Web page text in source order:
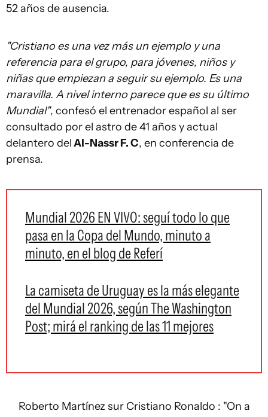
52 años de ausencia.
"Cristiano es una vez más un ejemplo y una
referencia para el grupo, para jóvenes, niños y
niñas que empiezan a seguir su ejemplo. Es una
maravilla. A nivel interno parece que es su último
Mundial", confesó el entrenador español al ser
consultado por el astro de 41 años y actual
delantero delAl-Nassr F. C, en conferencia de
prensa.
Mundial 2026 EN VIVO: seguí todo lo que
pasa en la Copa del Mundo, minuto a
minuto, en el blog de Referí
La camiseta de Uruguay es la más elegante
del Mundial 2026, según The Washington
Post; mirá el ranking de las 11 mejores
Roberto Martínez sur Cristiano Ronaldo : "On a